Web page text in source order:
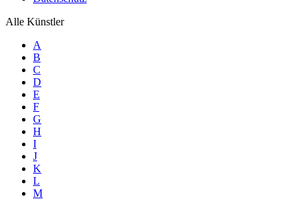
Alle Künstler
A
B
C
D
E
F
G
H
I
J
K
L
M